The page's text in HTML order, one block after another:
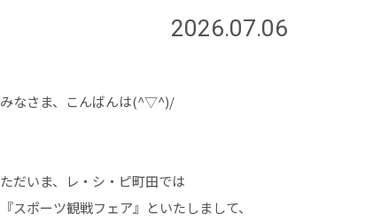
2026.07.06
みなさま、こんばんは(^▽^)/
ただいま、レ・シ・ピ町田では
『スポーツ観戦フェア』といたしまして、